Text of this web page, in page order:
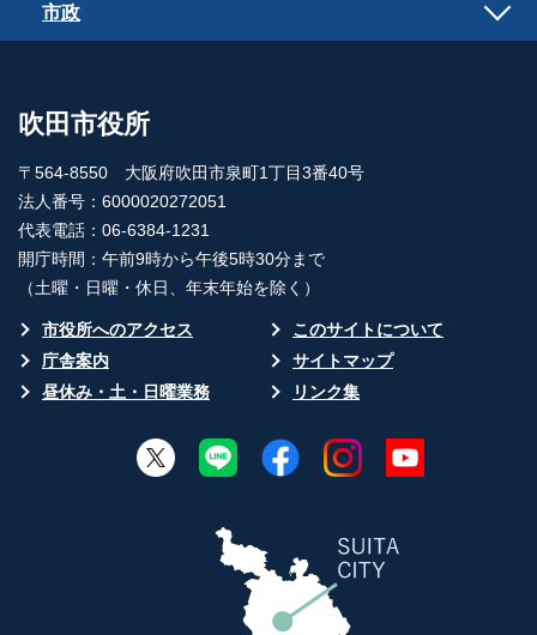
市政
吹田市役所
〒564-8550 大阪府吹田市泉町1丁目3番40号
法人番号：6000020272051
代表電話：06-6384-1231
開庁時間：午前9時から午後5時30分まで
（土曜・日曜・休日、年末年始を除く）
市役所へのアクセス
このサイトについて
庁舎案内
サイトマップ
昼休み・土・日曜業務
リンク集